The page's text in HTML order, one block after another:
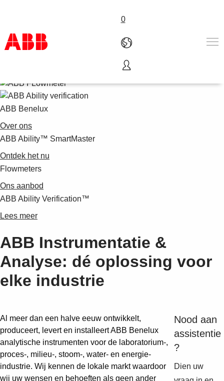
0
Producten en Oplossingen
Industrieën
Diensten
Over ABB
Contacteer ons
ABB Benelux
Over ons
ABB Ability™ SmartMaster
Ontdek het nu
Flowmeters
Ons aanbod
ABB Ability Verification™
Lees meer
ABB Instrumentatie &
Analyse: dé oplossing voor
elke industrie
Al meer dan een halve eeuw ontwikkelt,
produceert, levert en installeert ABB Benelux
analytische instrumenten voor de laboratorium-,
proces-, milieu-, stoom-, water- en energie-
industrie. Wij kennen de lokale markt waardoor
wij uw wensen en behoeften als geen ander
Nood aan
assistentie
?
Dien uw